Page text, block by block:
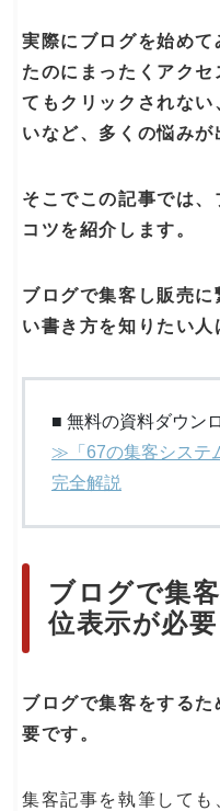
実際にブログを始め
たのにまったくアク
てもクリックされな
いなど、多くの悩みが
そこでこの記事では
コツを紹介します。
ブログで集客し販売
い書き方を知りたい人
■ 無料の資料ダウン
≫「67の集客システ
完全解説
ブログで集
位表示が必要
ブログで集客をする
要です。
集客記事を執筆して